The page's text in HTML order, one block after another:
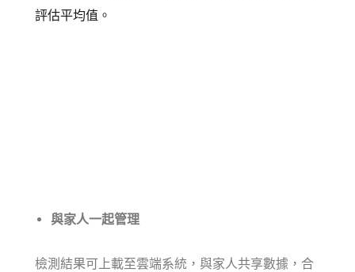
評估平均值。
與家人一起管理
檢測結果可上載至雲端系統，與家人共享數據，合